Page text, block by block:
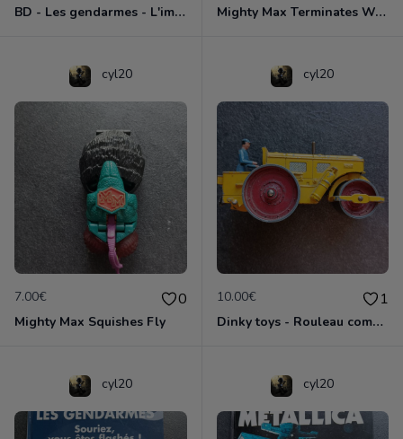
BD - Les gendarmes - L'imitation de vitesse - Tome 14 Mighty Max Terminates Wolfship 7
cyl20
7.00€ 0
Mighty Max Squishes Fly
cyl20
10.00€ 1
Dinky toys - Rouleau compresseur - Richier 90A
cyl20 cyl20